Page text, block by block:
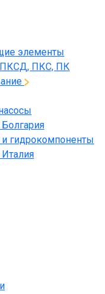
элементы
ПКСД, ПКС, ПК
и гидрокомпоненты